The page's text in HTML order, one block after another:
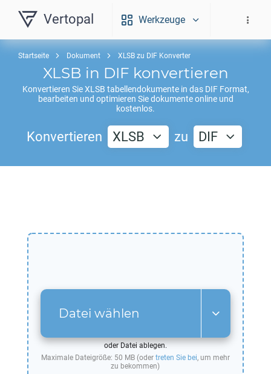
Vertopal Werkzeuge
Startseite Dokument XLSB zu DIF Konverter
XLSB in DIF konvertieren
Konvertieren SieXLSB tabellendokumente in das DIFFormat,
bearbeiten und optimieren Sie dokumente online und
kostenlos.
Konvertieren XLSB zu DIF
Datei wählen
oder Datei ablegen.
Maximale Dateigröße: 50 MB (oder treten Sie bei, um mehr
zu bekommen)